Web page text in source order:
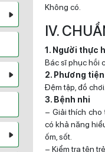
Không có.
IV.
1. Người thực
Bác sĩ phục hồi
2. Phương tiện
Đệm tập, đồ chơi.
3. Bệnh nhi
– Giải thích cho
có khả năng
ốm, sốt.
– Kiểm tra tên